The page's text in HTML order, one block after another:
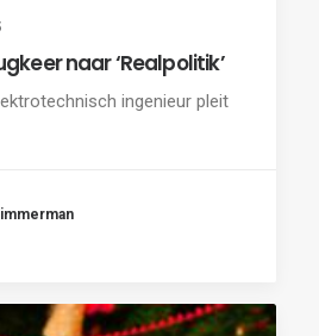
naar ‘Realpolitik’
ingenieur pleit